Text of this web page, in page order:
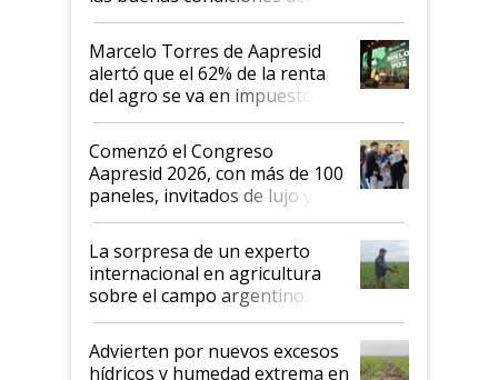
agro argentino para invertir:
"Los veo más motivados"
Marcelo Torres de Aapresid
alertó que el 62% de la renta
del agro se va en impuestos:
"No es bueno que en
Argentina se sigan discutiendo
las mismas cosas de hace 50
años"
Comenzó el Congreso
Aapresid 2026, con más de 100
paneles, invitados de lujo y
todas las tendencias
La sorpresa de un experto
internacional en agricultura
sobre el campo argentino:
"Estoy muy impresionado"
Advierten por nuevos excesos
hídricos y humedad extrema en